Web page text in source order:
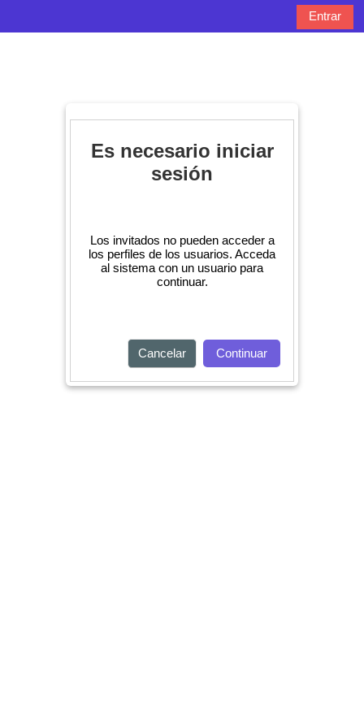
Entrar
Es necesario iniciar
sesión
Los invitados no pueden acceder a
los perfiles de los usuarios. Acceda
al sistema con un usuario para
continuar.
Cancelar Continuar